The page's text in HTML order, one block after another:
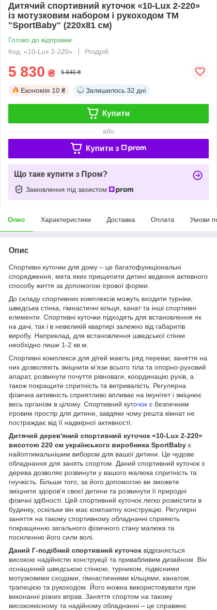
Дитячий спортивний куточок «10-Lux 2-220»
із мотузковим набором і рукоходом ТМ
"SportBaby" (220х81 см)
Готово до відправки
Код: «10-Lux 2-220»
Роздріб
5 830 ₴ 5 840 ₴
Економія 10 ₴ Залишилось 32 дні
Купити
або
Купити з
Що таке купити з Пром?
Замовлення під захистом
Опис Характеристики Доставка Оплата Умови
Опис
Спортивні куточки для дому – це багатофункціональні
спорядження, мета яких прищепити дитині ведення активного
способу життя за допомогою ігрової форми.
До складу спортивних комплексів можуть входити турніки,
шведська стінка, гімнастичні кільця, канат та інші спортивні
елементи. Спортивні куточки підходять для встановлення як
на дачі, так і в невеликій квартирі залежно від габаритів
виробу. Наприклад, для встановлення шведської стінки
необхідно лише 1-2 кв.м.
Спортивні комплекси для дітей мають ряд переваг, заняття на
них дозволяють зміцнити м'язи всього тіла та опорно-руховий
апарат, розвинути почуття рівноваги, координацію рухів, а
також покращити спритність та витривалість. Регулярна
фізична активність сприятливо впливає на імунітет і зміцнює
весь організм в цілому. Спортивний куточок є безпечним
ігровим простір для дитини, завдяки чому решта кімнат не
постраждає від її надмірної активності.
Дитячий дерев'яний спортивний куточок «10-Lux 2-220»
висотою 220 см українського виробника SportBaby є
найоптимальнішим вибором для вашої дитини. Це чудове
обладнання для занять спортом. Даний спортивний куточок з
дерева дозволяє розвинути у вашого малюка спритність та
гнучкість. Більше того, за його допомогою ви зможете
зміцнити здоров'я своєї дитини та розвинути її природні
фізичні здібності. Цей спортивний куточок легко розмістити в
будинку, оскільки він має компактну конструкцію. Регулярні
заняття на такому спортивному обладнанні сприяють
покращенню загального фізичного стану малюка та
посиленню його сили волі.
Даний Г-подібний спортивний куточок відрізняється
високою надійністю конструкції та привабливим дизайном. Він
оснащений шведською стінкою, турником, підвісними
мотузковими сходами, гімнастичними кільцями, канатом,
трапецією та рукоходом. Його можна використовувати при
виконанні різних вправ. Заняття спортом на такому
високоякісному та надійному обладнанні – це справжнє